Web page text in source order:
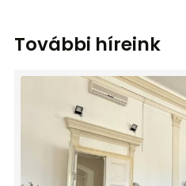
További híreink